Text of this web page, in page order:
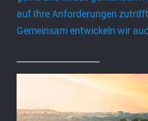
auf Ihre Anforderungen
Gemeinsam entwickeln wir